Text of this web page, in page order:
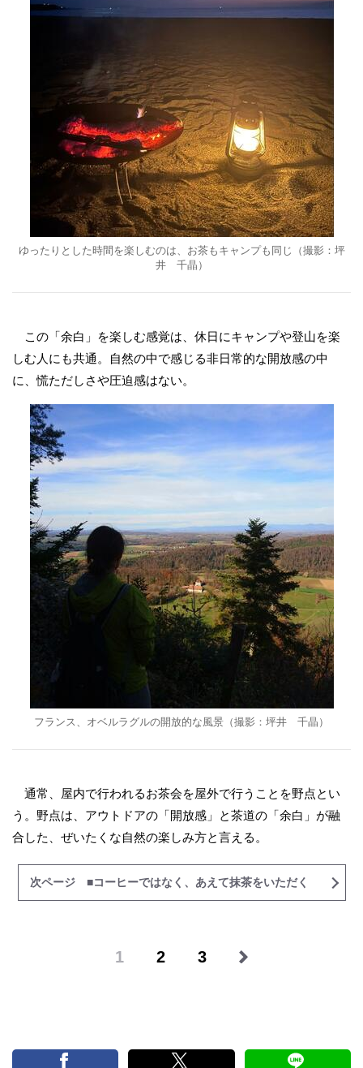
ゆったりとした時間を楽しむのは、お茶もキャンプも同じ（撮影：坪
井 千晶）
この「余白」を楽しむ感覚は、休日にキャンプや登山を楽
しむ人にも共通。自然の中で感じる非日常的な開放感の中
に、慌ただしさや圧迫感はない。
フランス、オベルラグルの開放的な風景（撮影：坪井 千晶）
通常、屋内で行われるお茶会を屋外で行うことを野点とい
う。野点は、アウトドアの「開放感」と茶道の「余白」が融
合した、ぜいたくな自然の楽しみ方と言える。
次ページ ■コーヒーではなく、あえて抹茶をいただく
1 2 3